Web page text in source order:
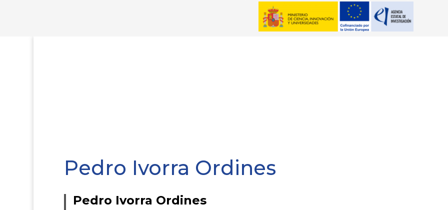
Pedro Ivorra Ordines
Pedro Ivorra Ordines